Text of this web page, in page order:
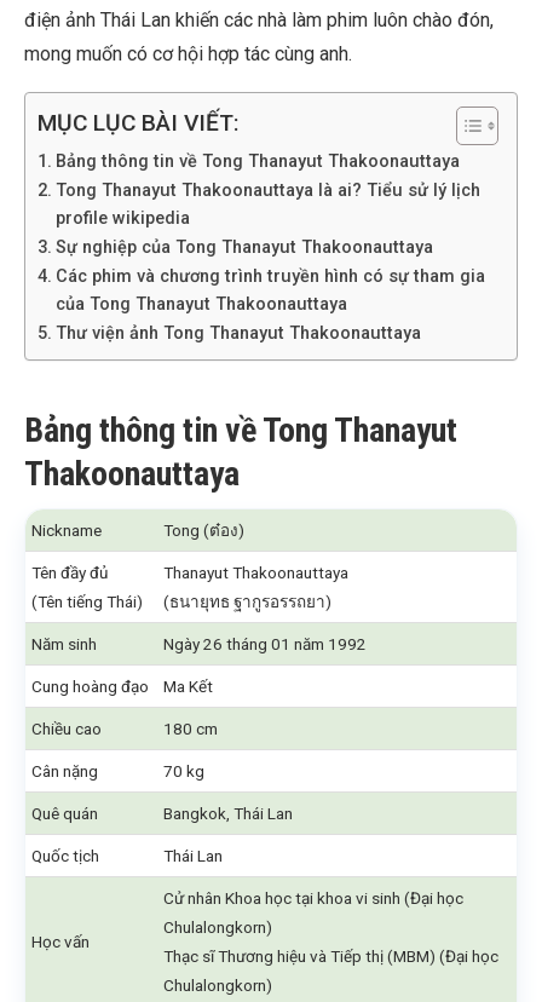
điện ảnh Thái Lan khiến các nhà làm phim luôn chào đón,
mong muốn có cơ hội hợp tác cùng anh.
MỤC LỤC BÀI VIẾT:
Bảng thông tin về Tong Thanayut Thakoonauttaya
Tong Thanayut Thakoonauttaya là ai? Tiểu sử lý lịch
profile wikipedia
Sự nghiệp của Tong Thanayut Thakoonauttaya
Các phim và chương trình truyền hình có sự tham gia
của Tong Thanayut Thakoonauttaya
Thư viện ảnh Tong Thanayut Thakoonauttaya
Bảng thông tin về Tong Thanayut
Thakoonauttaya
Nickname Tong (ต๋อง)
Tên đầy đủ
(Tên tiếng Thái)
Thanayut Thakoonauttaya
(ธนายุทธ ฐากูรอรรถยา)
Năm sinh Ngày 26 tháng 01 năm 1992
Cung hoàng đạo Ma Kết
Chiều cao 180 cm
Cân nặng 70 kg
Quê quán Bangkok, Thái Lan
Quốc tịch Thái Lan
Học vấn
Cử nhân Khoa học tại khoa vi sinh (Đại học
Chulalongkorn)
Thạc sĩ Thương hiệu và Tiếp thị (MBM) (Đại học
Chulalongkorn)